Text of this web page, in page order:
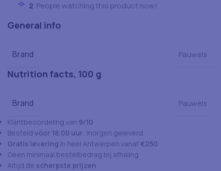
2 People watching this product now!
General info
Brand Pauwels
Nutrition facts, 100 g
Brand Pauwels
Klantbeoordeling van 9/10
Besteld vóór 18.00 uur, morgen geleverd
Gratis levering in heel Antwerpen vanaf €250
Geen minimaal bestelbedrag bij afhaling
Altijd de scherpste prijzen